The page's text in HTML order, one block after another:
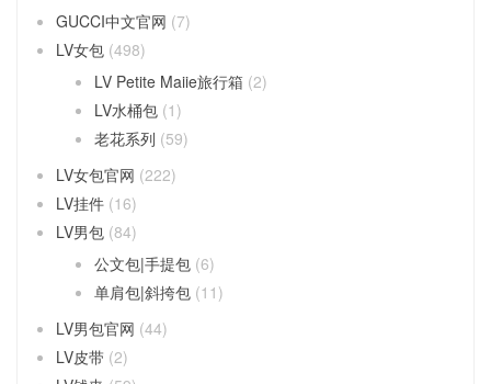
GUCCI中文官网 (7)
LV女包 (498)
LV Petite Maiie旅行箱 (2)
LV水桶包 (1)
老花系列 (59)
LV女包官网 (222)
LV挂件 (16)
LV男包 (84)
公文包|手提包 (6)
单肩包|斜挎包 (11)
LV男包官网 (44)
LV皮带 (2)